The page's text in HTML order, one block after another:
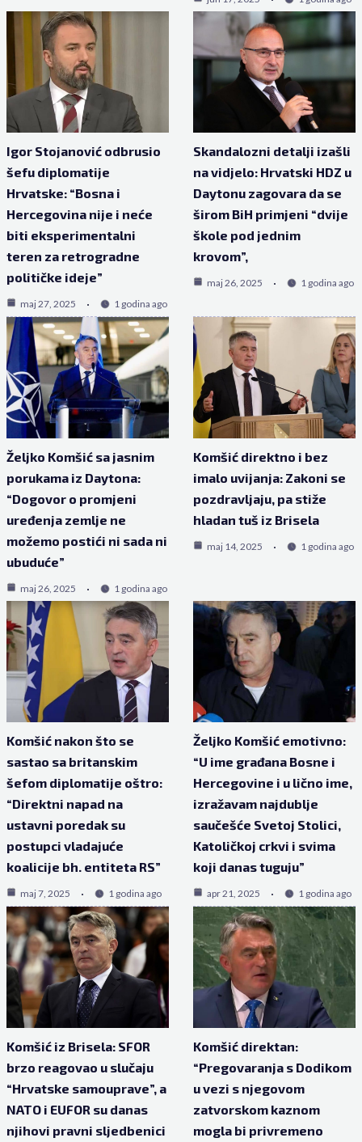
Igor Stojanović odbrusio
šefu diplomatije
Hrvatske: “Bosna i
Hercegovina nije i neće
biti eksperimentalni
teren za retrogradne
političke ideje”
maj 27, 2025 1 godina ago
Skandalozni detalji izašli
na vidjelo: Hrvatski HDZ u
Daytonu zagovara da se
širom BiH primjeni “dvije
škole pod jednim
krovom”,
maj 26, 2025 1 godina ago
Željko Komšić sa jasnim
porukama iz Daytona:
“Dogovor o promjeni
uređenja zemlje ne
možemo postići ni sada ni
ubuduće”
maj 26, 2025 1 godina ago
Komšić direktno i bez
imalo uvijanja: Zakoni se
pozdravljaju, pa stiže
hladan tuš iz Brisela
maj 14, 2025 1 godina ago
Komšić nakon što se
sastao sa britanskim
šefom diplomatije oštro:
“Direktni napad na
ustavni poredak su
postupci vladajuće
koalicije bh. entiteta RS”
maj 7, 2025 1 godina ago
Željko Komšić emotivno:
“U ime građana Bosne i
Hercegovine i u lično ime,
izražavam najdublje
saučešće Svetoj Stolici,
Katoličkoj crkvi i svima
koji danas tuguju”
apr 21, 2025 1 godina ago
Komšić iz Brisela: SFOR
brzo reagovao u slučaju
“Hrvatske samouprave”, a
NATO i EUFOR su danas
njihovi pravni sljedbenici
Komšić direktan:
“Pregovaranja s Dodikom
u vezi s njegovom
zatvorskom kaznom
mogla bi privremeno